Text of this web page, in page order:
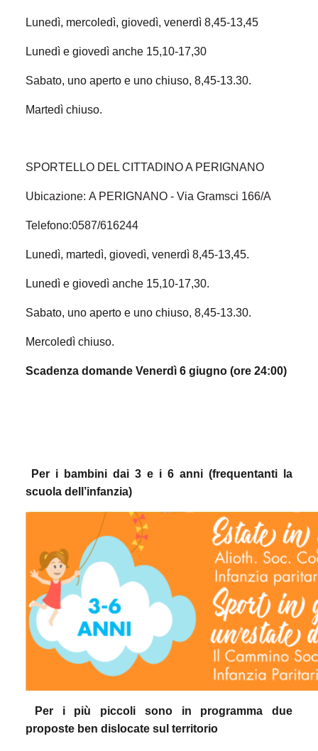
Lunedì, mercoledì, giovedì, venerdì 8,45-13,45
Lunedì e giovedì anche 15,10-17,30
Sabato, uno aperto e uno chiuso, 8,45-13.30.
Martedì chiuso.
SPORTELLO DEL CITTADINO A PERIGNANO
Ubicazione: A PERIGNANO - Via Gramsci 166/A
Telefono:0587/616244
Lunedì, martedì, giovedì, venerdì 8,45-13,45.
Lunedì e giovedì anche 15,10-17,30.
Sabato, uno aperto e uno chiuso, 8,45-13.30.
Mercoledì chiuso.
Scadenza domande Venerdì 6 giugno (ore 24:00)
Per i bambini dai 3 e i 6 anni (frequentanti la
scuola dell’infanzia)
Per i più piccoli sono in programma due
proposte ben dislocate sul territorio